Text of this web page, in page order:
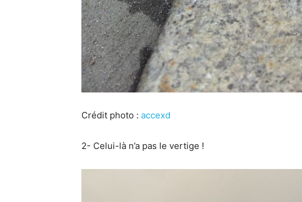
Crédit photo : accexd
2- Celui-là n’a pas le vertige !